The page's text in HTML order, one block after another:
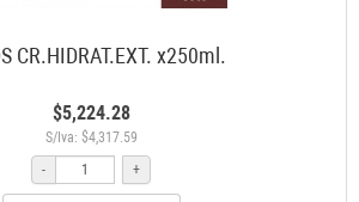
CR.HIDRAT.EXT. x250ml.
$5,224.28
S/Iva: $4,317.59
-
+